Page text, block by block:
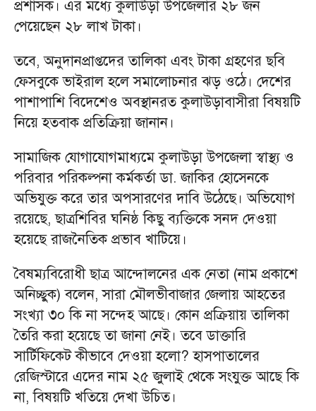
প্রশাসক। এর মধ্যে কুলাউড়া উপজেলার ২৮ জন
পেয়েছেন ২৮ লাখ টাকা।
তবে, অনুদানপ্রাপ্তদের তালিকা এবং টাকা গ্রহণের ছবি
ফেসবুকে ভাইরাল হলে সমালোচনার ঝড় ওঠে। দেশের
পাশাপাশি বিদেশেও অবস্থানরত কুলাউড়াবাসীরা বিষয়টি
নিয়ে হতবাক প্রতিক্রিয়া জানান।
সামাজিক যোগাযোগমাধ্যমে কুলাউড়া উপজেলা স্বাস্থ্য ও
পরিবার পরিকল্পনা কর্মকর্তা ডা. জাকির হোসেনকে
অভিযুক্ত করে তার অপসারণের দাবি উঠেছে। অভিযোগ
রয়েছে, ছাত্রশিবির ঘনিষ্ঠ কিছু ব্যক্তিকে সনদ দেওয়া
হয়েছে রাজনৈতিক প্রভাব খাটিয়ে।
বৈষম্যবিরোধী ছাত্র আন্দোলনের এক নেতা (নাম প্রকাশে
অনিচ্ছুক) বলেন, সারা মৌলভীবাজার জেলায় আহতের
সংখ্যা ৩০ কি না সন্দেহ আছে। কোন প্রক্রিয়ায় তালিকা
তৈরি করা হয়েছে তা জানা নেই। তবে ডাক্তারি
সার্টিফিকেট কীভাবে দেওয়া হলো? হাসপাতালের
রেজিস্টারে এদের নাম ২৫ জুলাই থেকে সংযুক্ত আছে কি
না, বিষয়টি খতিয়ে দেখা উচিত।